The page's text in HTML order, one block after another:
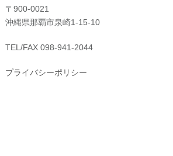
〒900-0021
沖縄県那覇市泉崎1-15-10
TEL/FAX 098-941-2044
プライバシーポリシー